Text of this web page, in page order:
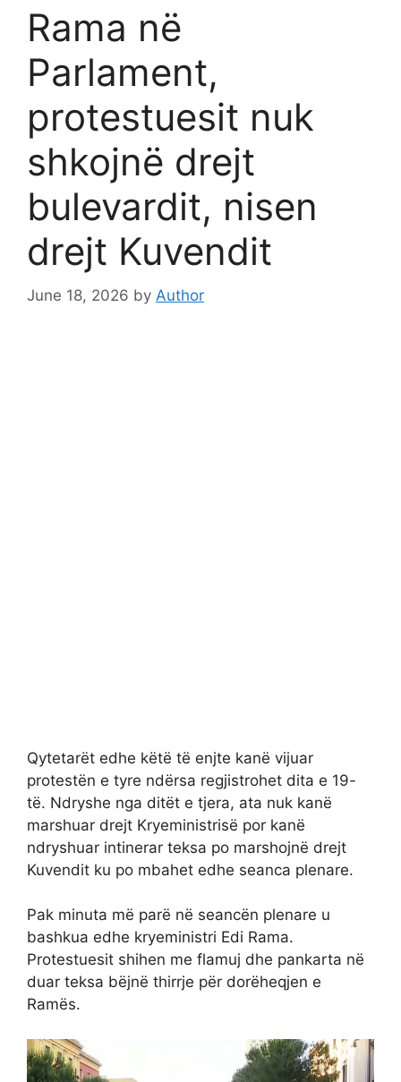
Rama në
Parlament,
protestuesit nuk
shkojnë drejt
bulevardit, nisen
drejt Kuvendit
June 18, 2026 by Author
Qytetarët edhe këtë të enjte kanë vijuar
protestën e tyre ndërsa regjistrohet dita e 19-
të. Ndryshe nga ditët e tjera, ata nuk kanë
marshuar drejt Kryeministrisë por kanë
ndryshuar intinerar teksa po marshojnë drejt
Kuvendit ku po mbahet edhe seanca plenare.
Pak minuta më parë në seancën plenare u
bashkua edhe kryeministri Edi Rama.
Protestuesit shihen me flamuj dhe pankarta në
duar teksa bëjnë thirrje për dorëheqjen e
Ramës.